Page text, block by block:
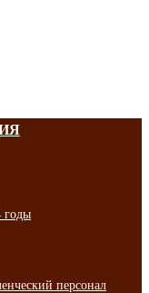
годы
персонал